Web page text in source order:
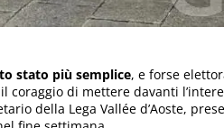
stato più semplice, e forse
coraggio di mettere davanti
della Lega Vallée d’Aoste,